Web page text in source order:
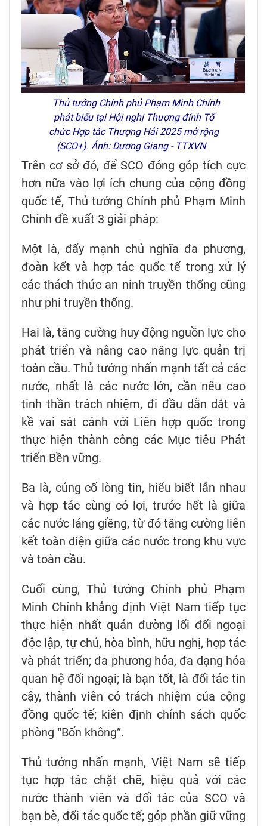
Thủ tướng Chính phủ Phạm Minh Chính
phát biểu tại Hội nghị Thượng đỉnh Tổ
chức Hợp tác Thượng Hải 2025 mở rộng
(SCO+). Ảnh: Dương Giang - TTXVN
Trên cơ sở đó, để SCO đóng góp tích cực
hơn nữa vào lợi ích chung của cộng đồng
quốc tế, Thủ tướng Chính phủ Phạm Minh
Chính đề xuất 3 giải pháp:
Một là, đẩy mạnh chủ nghĩa đa phương,
đoàn kết và hợp tác quốc tế trong xử lý
các thách thức an ninh truyền thống cũng
như phi truyền thống.
Hai là, tăng cường huy động nguồn lực cho
phát triển và nâng cao năng lực quản trị
toàn cầu. Thủ tướng nhấn mạnh tất cả các
nước, nhất là các nước lớn, cần nêu cao
tinh thần trách nhiệm, đi đầu dẫn dắt và
kề vai sát cánh với Liên hợp quốc trong
thực hiện thành công các Mục tiêu Phát
triển Bền vững.
Ba là, củng cố lòng tin, hiểu biết lẫn nhau
và hợp tác cùng có lợi, trước hết là giữa
các nước láng giềng, từ đó tăng cường liên
kết toàn diện giữa các nước trong khu vực
và toàn cầu.
Cuối cùng, Thủ tướng Chính phủ Phạm
Minh Chính khẳng định Việt Nam tiếp tục
thực hiện nhất quán đường lối đối ngoại
độc lập, tự chủ, hòa bình, hữu nghị, hợp tác
và phát triển; đa phương hóa, đa dạng hóa
quan hệ đối ngoại; là bạn tốt, là đối tác tin
cậy, thành viên có trách nhiệm của cộng
đồng quốc tế; kiên định chính sách quốc
phòng “Bốn không”.
Thủ tướng nhấn mạnh, Việt Nam sẽ tiếp
tục hợp tác chặt chẽ, hiệu quả với các
nước thành viên và đối tác của SCO và
bạn bè, đối tác quốc tế; góp phần giữ vững